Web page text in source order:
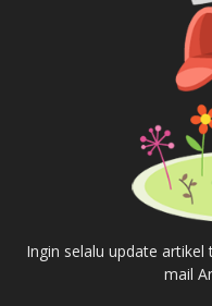
Ingin selalu update artikel
mail